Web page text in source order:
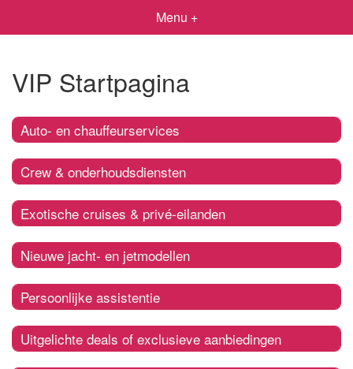
Menu +
VIP Startpagina
Auto- en chauffeurservices
Crew & onderhoudsdiensten
Exotische cruises & privé-eilanden
Nieuwe jacht- en jetmodellen
Persoonlijke assistentie
Uitgelichte deals of exclusieve aanbiedingen